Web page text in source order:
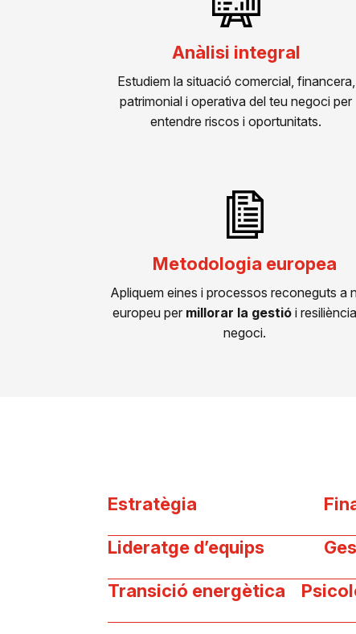
Anàlisi integral
Estudiem la situació comercial, financera,
patrimonial i operativa del teu negoci per
entendre riscos i oportunitats.
Metodologia europea
Apliquem eines i processos reconeguts a
europeu per millorar la gestió i
negoci.
Estratègia
Lideratge d’equips
Transició energètica